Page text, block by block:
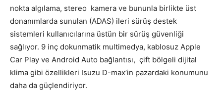
nokta algılama, stereo kamera ve bununla birlikte üst
donanımlarda sunulan (ADAS) ileri sürüş destek
sistemleri kullanıcılarına üstün bir sürüş güvenliği
sağlıyor. 9 inç dokunmatik multimedya, kablosuz Apple
Car Play ve Android Auto bağlantısı, çift bölgeli dijital
klima gibi özellikleri Isuzu D-max’in pazardaki konumunu
daha da güçlendiriyor.